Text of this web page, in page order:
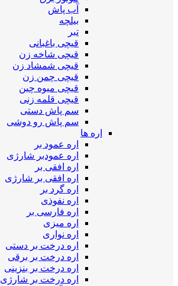
آب پاش
بیلچه
تبر
قیچی باغبانی
قیچی شاخه زن
قیچی شمشاد زن
قیچی چمن زن
قیچی میوه چین
قیچی قلمه زنی
سم پاش دستی
سم پاش رو دوشی
اره ها
اره عمود بر
اره عمودبر شارژی
اره افقی بر
اره افقی بر شارژی
اره گرد بر
اره نفوذی
اره فارسی بر
اره میزی
اره نواری
اره درخت بر دستی
اره درخت بر برقی
اره درخت بر بنزینی
اره درخت بر شارژی